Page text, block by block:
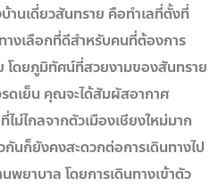
นเดี่ยวสันทราย คือทำเลที่ตั้งที่
างเลือกที่ดีสำหรับคนที่ต้องการ
ดยภูมิทัศน์ที่สวยงามของสันทราย
ดเย็น คุณจะได้สัมผัสอากาศ
ม่ไกลจากตัวเมืองเชียงใหม่มาก
นก็ยังคงสะดวกต่อการเดินทางไป
ยาบาล โดยการเดินทางเข้าตัว